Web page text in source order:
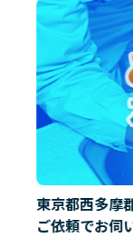
東京都西多摩
ご依頼でお伺